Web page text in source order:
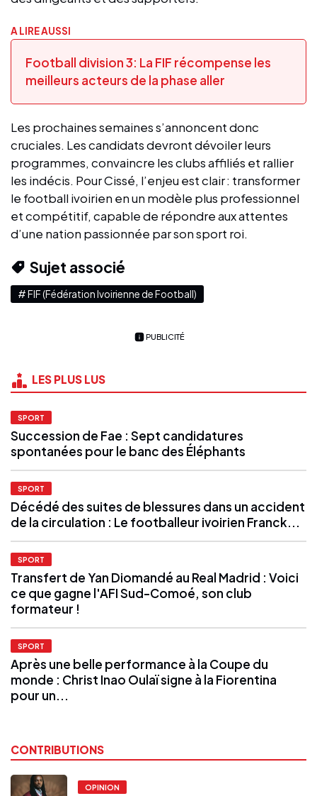
A LIRE AUSSI
Football division 3: La FIF récompense les
meilleurs acteurs de la phase aller
Les prochaines semaines s’annoncent donc
cruciales. Les candidats devront dévoiler leurs
programmes, convaincre les clubs affiliés et rallier
les indécis. Pour Cissé, l’enjeu est clair : transformer
le football ivoirien en un modèle plus professionnel
et compétitif, capable de répondre aux attentes
d’une nation passionnée par son sport roi.
Sujet associé
# FIF (Fédération Ivoirienne de Football)
PUBLICITÉ
LES PLUS LUS
SPORT
Succession de Fae : Sept candidatures
spontanées pour le banc des Éléphants
SPORT
Décédé des suites de blessures dans un accident
de la circulation : Le footballeur ivoirien Franck...
SPORT
Transfert de Yan Diomandé au Real Madrid : Voici
ce que gagne l'AFI Sud-Comoé, son club
formateur !
SPORT
Après une belle performance à la Coupe du
monde : Christ Inao Oulaï signe à la Fiorentina
pour un...
CONTRIBUTIONS
OPINION